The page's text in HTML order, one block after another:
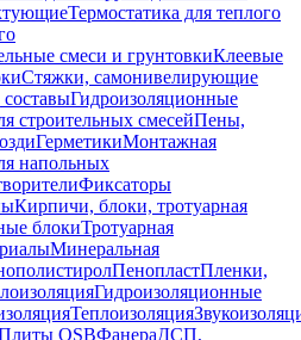
Термостатика для теплого
смеси и грунтовкиКлеевые
Стяжки, самонивелирующие
Гидроизоляционные
строительных смесейПены,
ГерметикиМонтажная
напольных
Фиксаторы
Кирпичи, блоки, тротуарная
блокиТротуарная
Минеральная
ПенопластПленки,
Гидроизоляционные
Теплоизоляция
OSBФанераДСП,